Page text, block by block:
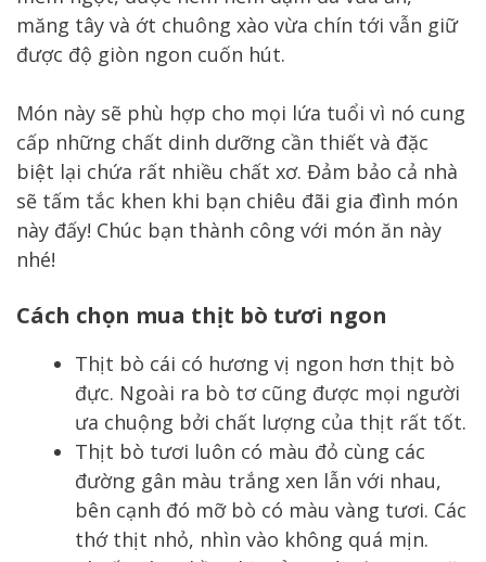
măng tây và ớt chuông xào vừa chín tới vẫn giữ
được độ giòn ngon cuốn hút.
Món này sẽ phù hợp cho mọi lứa tuổi vì nó cung
cấp những chất dinh dưỡng cần thiết và đặc
biệt lại chứa rất nhiều chất xơ. Đảm bảo cả nhà
sẽ tấm tắc khen khi bạn chiêu đãi gia đình món
này đấy! Chúc bạn thành công với món ăn này
nhé!
Cách chọn mua thịt bò tươi ngon
Thịt bò cái có hương vị ngon hơn thịt bò
đực. Ngoài ra bò tơ cũng được mọi người
ưa chuộng bởi chất lượng của thịt rất tốt.
Thịt bò tươi luôn có màu đỏ cùng các
đường gân màu trắng xen lẫn với nhau,
bên cạnh đó mỡ bò có màu vàng tươi. Các
thớ thịt nhỏ, nhìn vào không quá mịn.